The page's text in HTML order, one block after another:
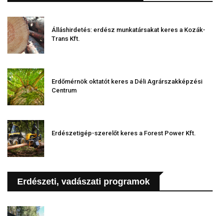
Álláshirdetés: erdész munkatársakat keres a Kozák-
Trans Kft.
Erdőmérnök oktatót keres a Déli Agrárszakképzési
Centrum
Erdészetigép-szerelőt keres a Forest Power Kft.
Erdészeti, vadászati programok